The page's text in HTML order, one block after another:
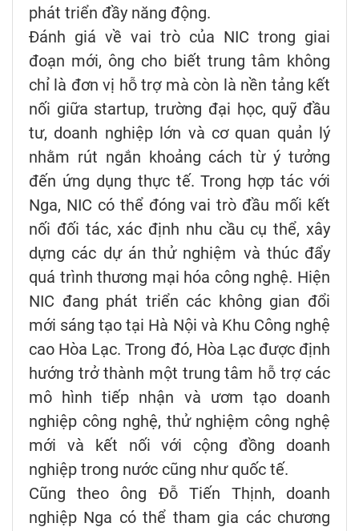
phát triển đầy năng động.
Đánh giá về vai trò của NIC trong giai
đoạn mới, ông cho biết trung tâm không
chỉ là đơn vị hỗ trợ mà còn là nền tảng kết
nối giữa startup, trường đại học, quỹ đầu
tư, doanh nghiệp lớn và cơ quan quản lý
nhằm rút ngắn khoảng cách từ ý tưởng
đến ứng dụng thực tế. Trong hợp tác với
Nga, NIC có thể đóng vai trò đầu mối kết
nối đối tác, xác định nhu cầu cụ thể, xây
dựng các dự án thử nghiệm và thúc đẩy
quá trình thương mại hóa công nghệ. Hiện
NIC đang phát triển các không gian đổi
mới sáng tạo tại Hà Nội và Khu Công nghệ
cao Hòa Lạc. Trong đó, Hòa Lạc được định
hướng trở thành một trung tâm hỗ trợ các
mô hình tiếp nhận và ươm tạo doanh
nghiệp công nghệ, thử nghiệm công nghệ
mới và kết nối với cộng đồng doanh
nghiệp trong nước cũng như quốc tế.
Cũng theo ông Đỗ Tiến Thịnh, doanh
nghiệp Nga có thể tham gia các chương